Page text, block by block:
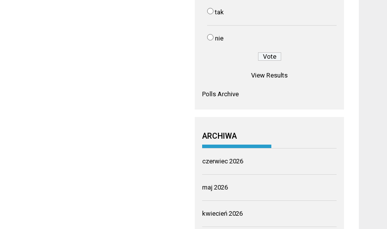
tak
nie
View Results
Polls Archive
ARCHIWA
czerwiec 2026
maj 2026
kwiecień 2026